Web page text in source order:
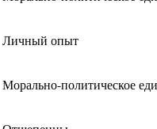
Личный опыт
Морально-политическое